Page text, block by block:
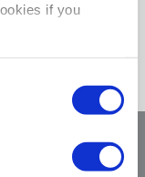
if you